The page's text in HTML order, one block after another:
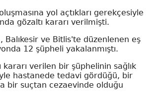
yol açtıkları gerekçesiyle
gözaltı kararı verilmişti.
Balıkesir ve Bitlis'te düzenlenen eş
12 şüpheli yakalanmıştı.
kararı verilen bir şüphelinin sağlık
hastanede tedavi gördüğü, bir
bir suçtan cezaevinde olduğu